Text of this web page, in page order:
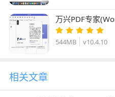
万兴PDF专家
PDFelement)
544MB v10.4.10
相关文章